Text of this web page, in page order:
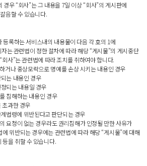
경우 “회사”는 그 내용을 7일 이상 “회사”의 게시판에
음할 수 있습니다.
등록하는 서비스내의 내용물이 다음 각 호의 1에
는 관련법이 정한 절차에 따라 해당 “게시물”의 게시중단
사”는 관련법에 따라 조치를 취하여야 합니다.
거나 중상모략으로 명예를 손상 시키는 내용인 경우
는 내용인 경우
되는 내용일 경우
침해하는 내용인 경우
초과한 경우
법령에 위반된다고 판단되는 경우
요청이 없는 경우라도 권리침해가 인정될 만한 사유가
위반되는 경우에는 관련법에 따라 해당 “게시물”에 대해
등을 취할 수 있습니다.